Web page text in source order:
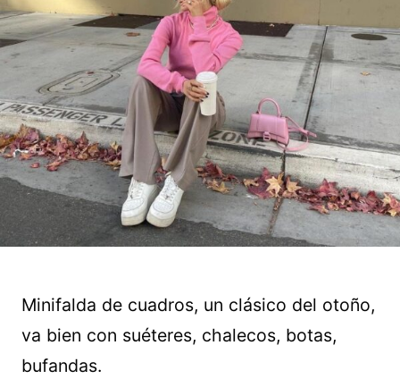
Minifalda de cuadros, un clásico del otoño,
va bien con suéteres, chalecos, botas,
bufandas.